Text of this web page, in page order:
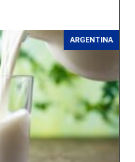
ARGENTINA